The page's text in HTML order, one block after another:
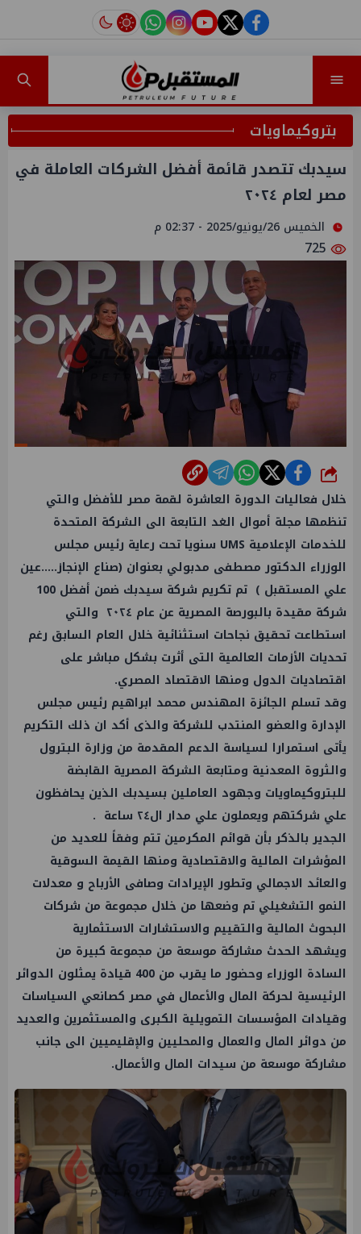
facebook
twitter
youtube
instagram
tiktok
بتروكيماويات
سيدبك تتصدر قائمة أفضل الشركات العاملة في
مصر لعام ٢٠٢٤
الخميس 26/يونيو/2025 - 02:37 م
شارك
خلال فعاليات الدورة العاشرة لقمة مصر للأفضل والتي
تنظمها مجلة أموال الغد التابعة الى الشركة المتحدة
للخدمات الإعلامية UMS سنويا تحت رعاية رئيس مجلس
الوزراء الدكتور مصطفى مدبولي بعنوان (صناع الإنجاز.....عين
علي المستقبل ) تم تكريم شركة سيدبك ضمن أفضل 100
شركة مقيدة بالبورصة المصرية عن عام ٢٠٢٤ والتي
استطاعت تحقيق نجاحات استثنائية خلال العام السابق رغم
تحديات الأزمات العالمية التى أثرت بشكل مباشر على
اقتصاديات الدول ومنها الاقتصاد المصري.
وقد تسلم الجائزة المهندس محمد ابراهيم رئيس مجلس
الإدارة والعضو المنتدب للشركة والذى أكد ان ذلك التكريم
يأتى استمرارا لسياسة الدعم المقدمة من وزارة البترول
والثروة المعدنية ومتابعة الشركة المصرية القابضة
للبتروكيماويات وجهود العاملين بسيدبك الذين يحافظون
علي شركتهم ويعملون علي مدار ال٢٤ ساعة .
الجدير بالذكر بأن قوائم المكرمين تتم وفقاً للعديد من
المؤشرات المالية والاقتصادية ومنها القيمة السوقية
والعائد الاجمالي وتطور الإيرادات وصافى الأرباح و معدلات
النمو التشغيلي تم وضعها من خلال مجموعة من شركات
البحوث المالية والتقييم والاستشارات الاستثمارية
ويشهد الحدث مشاركة موسعة من مجموعة كبيرة من
السادة الوزراء وحضور ما يقرب من 400 قيادة يمثلون الدوائر
الرئيسية لحركة المال والأعمال في مصر كصانعي السياسات
وقيادات المؤسسات التمويلية الكبرى والمستثمرين والعديد
من دوائر المال والعمال والمحليين والإقليميين الى جانب
مشاركة موسعة من سيدات المال والأعمال.